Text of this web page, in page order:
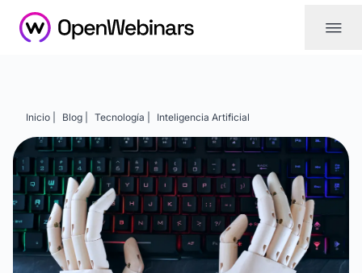
|||
Inicio | Blog | Tecnología | Inteligencia Artificial